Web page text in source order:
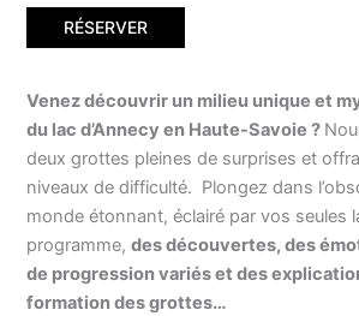
RÉSERVER
Venez découvrir un milieu unique et
du lac d’Annecy en Haute-Savoie ?
deux grottes pleines de surprises et
niveaux de difficulté. Plongez dans
monde étonnant, éclairé par vos seules
programme,des découvertes, des
de progression variés et des
formation des grottes…